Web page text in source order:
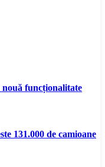
funcționalitate
131.000 de camioane